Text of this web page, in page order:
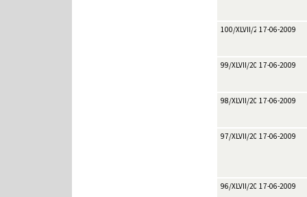
100/XLVII/200917-06-2009
99/XLVII/200917-06-2009
98/XLVII/200917-06-2009
97/XLVII/200917-06-2009
96/XLVII/200917-06-2009